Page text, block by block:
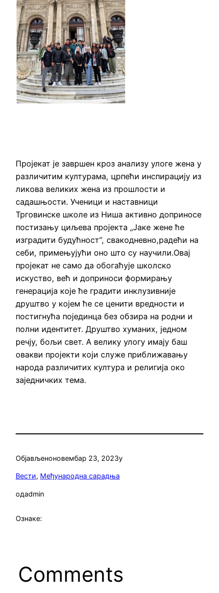
Пројекат је завршен кроз анализу улоге жена у
различитим културама, црпећи инспирацију из
ликова великих жена из прошлости и
садашњости. Ученици и наставници
Трговинске школе из Ниша активно доприносе
постизању циљева пројекта „Јаке жене ће
изградити будућност“, свакодневно,радећи на
себи, примењујући оно што су научили.Овај
пројекат не само да обогаћује школско
искуство, већ и доприноси формирању
генерација које ће градити инклузивније
друштво у којем ће се ценити вредности и
постигнућа појединца без обзира на родни и
полни идентитет. Друштво хуманих, једном
речју, бољи свет. А велику улогу имају баш
овакви пројекти који служе приближавању
народа различитих култура и религија око
заједничких тема.
Објављеноновембар 23, 2023у
Вести, Међународна сарадња
одadmin
Ознаке:
Comments